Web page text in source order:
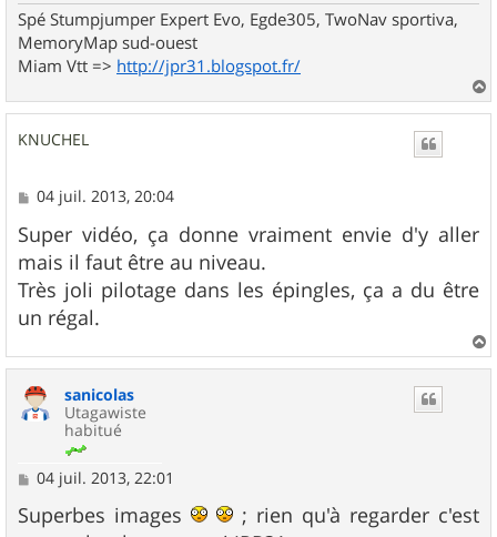
Spé Stumpjumper Expert Evo, Egde305, TwoNav sportiva,
MemoryMap sud-ouest
Miam Vtt => http://jpr31.blogspot.fr/
a
KNUCHEL
M
s
s
a
g
e
04 juil. 2013, 20:04
Super vidéo, ça donne vraiment envie d'y aller
mais il faut être au niveau.
Très joli pilotage dans les épingles, ça a du être
un régal.
a
sanicolas
Utagawiste
habitué
M
s
s
04 juil. 2013, 22:01
Superbes images
; rien qu'à regarder c'est